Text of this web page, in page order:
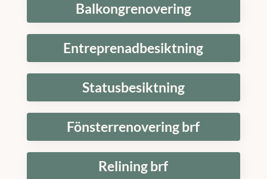
Balkongrenovering
Entreprenadbesiktning
Statusbesiktning
Fönsterrenovering brf
Relining brf